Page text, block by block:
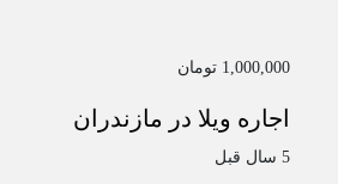
1,000,000 تومان
اجاره ویلا در مازندران
5 سال قبل